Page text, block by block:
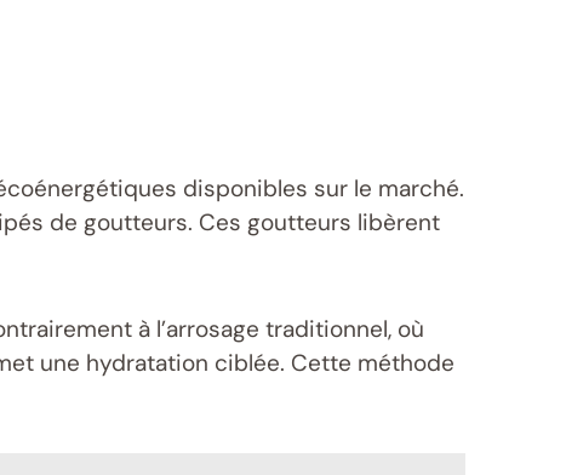
disponibles sur le marché.
de goutteurs. Ces goutteurs libèrent
à l’arrosage traditionnel, où
une hydratation ciblée. Cette méthode